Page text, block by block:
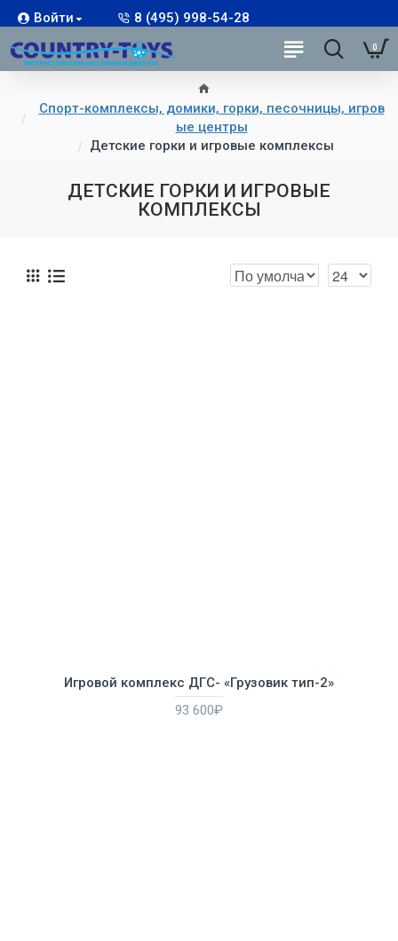
Войти 8 (495) 998-54-28
0
Спорт-комплексы, домики, горки, песочницы, игров
ые центры
Детские горки и игровые комплексы
ДЕТСКИЕ ГОРКИ И ИГРОВЫЕ
КОМПЛЕКСЫ
Игровой комплекс ДГС- «Грузовик тип-2»
93 600₽